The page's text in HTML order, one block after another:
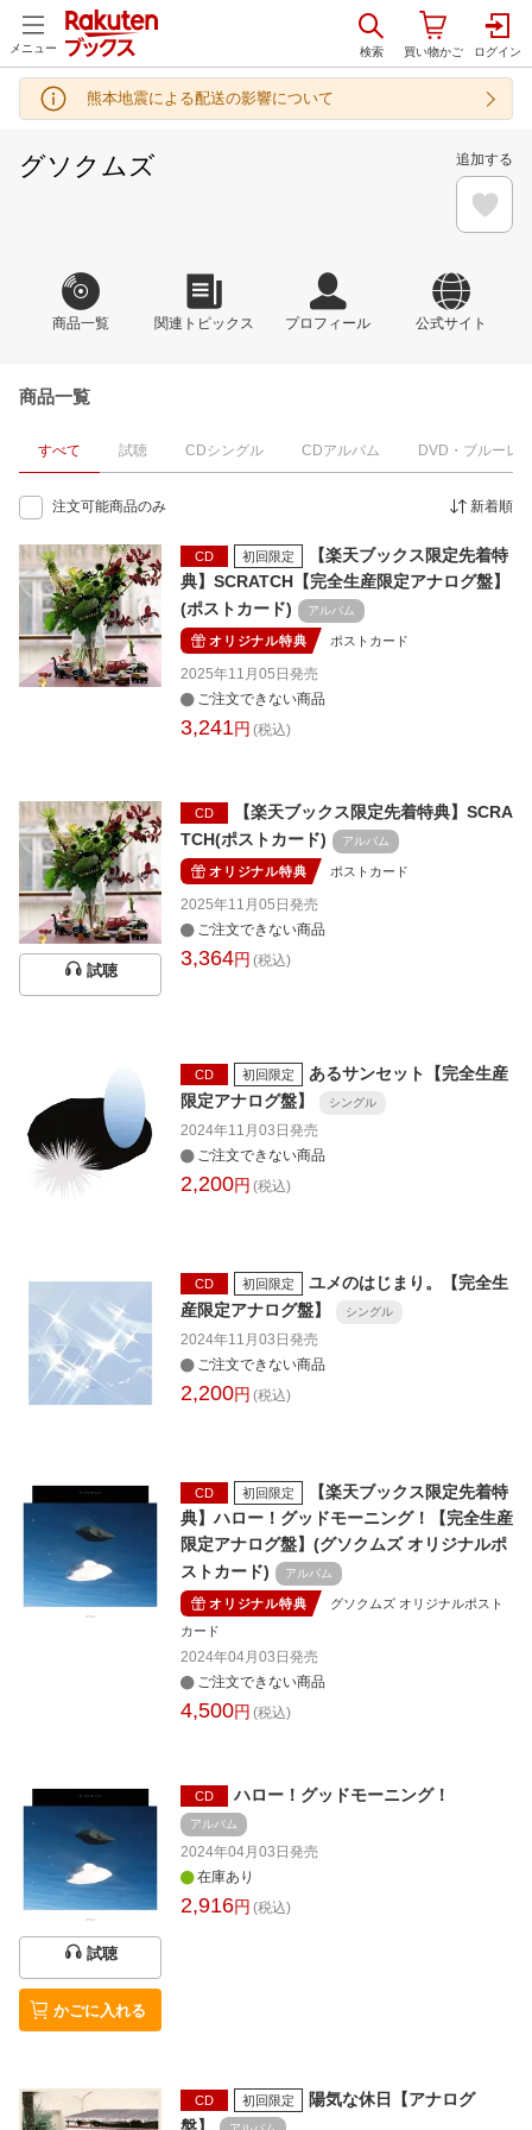
メニュー
熊本地震による配送の影響について
グソクムズ 追加する
商品一覧 関連トピックス プロフィール 公式サイト
商品一覧
すべて 試聴 CDシングル CDアルバム DVD・ブルーレ
注文可能商品のみ 新着順
CD 初回限定
【楽天ブックス限定先着特
典】SCRATCH【完全生産限定アナログ盤】
(ポストカード)
アルバム
オリジナル特典 ポストカード
2025年11月05日 発売
ご注文できない商品
3,241円 (税込)
試聴
CD
【楽天ブックス限定先着特典】SCRA
TCH(ポストカード)
アルバム
オリジナル特典 ポストカード
2025年11月05日 発売
ご注文できない商品
3,364円 (税込)
CD 初回限定
あるサンセット【完全生産
限定アナログ盤】
シングル
2024年11月03日 発売
ご注文できない商品
2,200円 (税込)
CD 初回限定
ユメのはじまり。【完全生
産限定アナログ盤】
シングル
2024年11月03日 発売
ご注文できない商品
2,200円 (税込)
CD 初回限定
【楽天ブックス限定先着特
典】ハロー！グッドモーニング！【完全生産
限定アナログ盤】(グソクムズ オリジナルポ
ストカード)
アルバム
オリジナル特典
グソクムズ オリジナルポスト
カード
2024年04月03日 発売
ご注文できない商品
4,500円 (税込)
試聴
かごに入れる
CD ハロー！グッドモーニング！
アルバム
2024年04月03日 発売
在庫あり
2,916円 (税込)
CD 初回限定
陽気な休日【アナログ